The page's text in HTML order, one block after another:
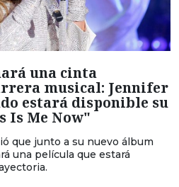
una cinta
musical: Jennifer
estará disponible su
Is Me Now"
que junto a su nuevo álbum
una película que estará